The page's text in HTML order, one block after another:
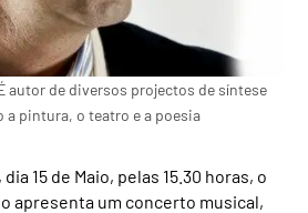
autor de diversos projectos de síntese
a pintura, o teatro e a poesia
15 de Maio, pelas 15.30 horas, o
apresenta um concerto musical,